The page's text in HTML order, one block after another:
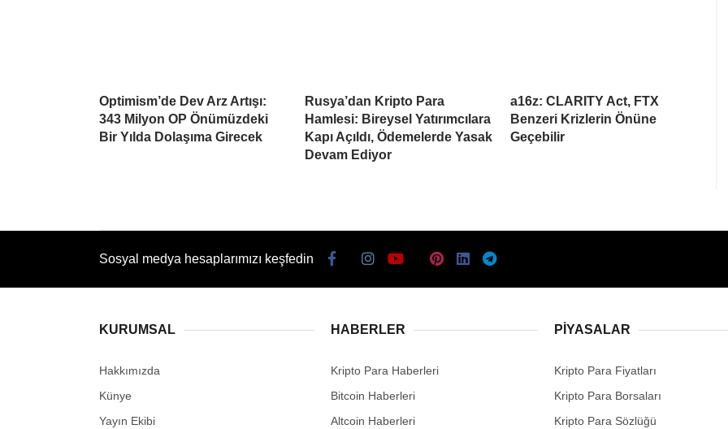
Optimism’de Dev Arz Artışı:
343 Milyon OP Önümüzdeki
Bir Yılda Dolaşıma Girecek
Rusya’dan Kripto Para
Hamlesi: Bireysel Yatırımcılara
Kapı Açıldı, Ödemelerde Yasak
Devam Ediyor
a16z: CLARITY Act, FTX
Benzeri Krizlerin Önüne
Geçebilir
Sosyal medya hesaplarımızı keşfedin
KURUMSAL
Hakkımızda
Künye
Yayın Ekibi
HABERLER
Kripto Para Haberleri
Bitcoin Haberleri
Altcoin Haberleri
PIYASALAR
Kripto Para Fiyatları
Kripto Para Borsaları
Kripto Para Sözlüğü